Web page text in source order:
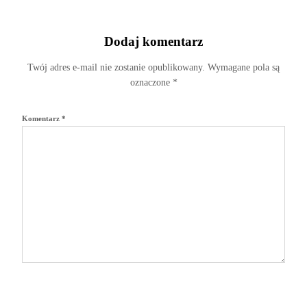
Dodaj komentarz
Twój adres e-mail nie zostanie opublikowany. Wymagane pola są
oznaczone *
Komentarz *